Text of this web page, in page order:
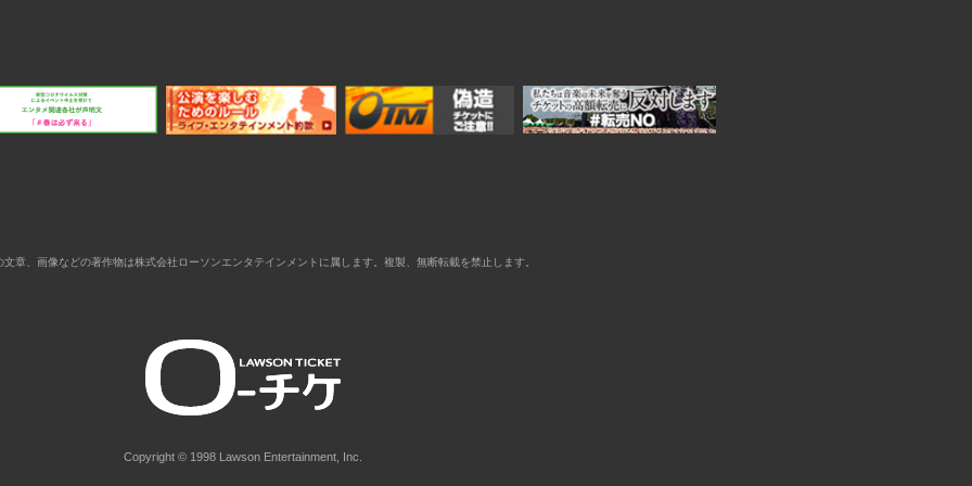
文章、画像などの著作物は株式会社ローソンエンタテインメントに属します。複製、無断転載を禁止します。
Copyright © 1998 Lawson Entertainment, Inc.